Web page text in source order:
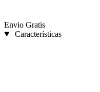
Envio Gratis
Características